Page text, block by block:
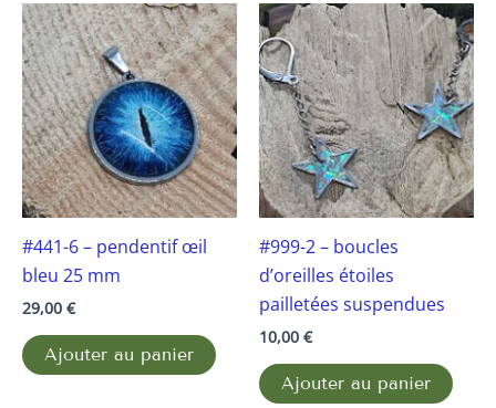
#441-6 – pendentif œil
bleu 25 mm
29,00 €
Ajouter au panier
#999-2 – boucles
d’oreilles étoiles
pailletées suspendues
10,00 €
Ajouter au panier